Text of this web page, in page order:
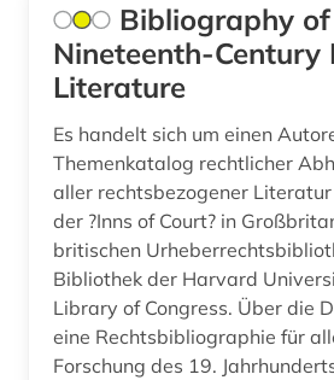
betriebsführung (3)
betriebswirtschaft (4)
betriebswirtschaftslehre (14)
bewegungswissenschaft (1)
bibel (6)
bibel. deuteronomium (1)
Bibliography of
Nineteenth-Century
Literature
Es handelt sich um einen
Themenkatalog rechtlicher
aller rechtsbezogener
der ?Inns of Court? in
britischen
Bibliothek der Harvard
Library of Congress. Über die
eine Rechtsbibliographie für
Forschung des 19.